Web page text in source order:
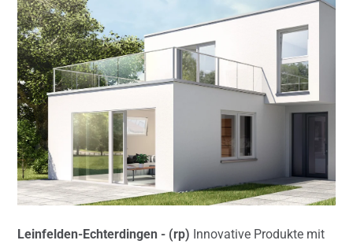
Leinfelden-Echterdingen - (rp) Innovative Produkte mit